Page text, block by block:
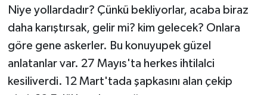
Niye yollardadır? Çünkü bekliyorlar, acaba biraz
daha karıştırsak, gelir mi? kim gelecek? Onlara
göre gene askerler. Bu konuyupek güzel
anlatanlar var. 27 Mayıs'ta herkes ihtilalci
kesiliverdi. 12 Mart'tada şapkasını alan çekip